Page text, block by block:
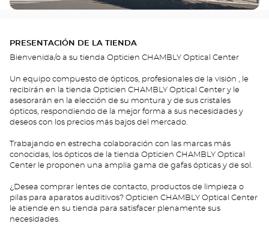
PRESENTACIÓN DE LA TIENDA
Bienvenida/o a su tienda Opticien CHAMBLY Optical Center
Un equipo compuesto de ópticos, profesionales de la visión , le
recibirán en la tienda Opticien CHAMBLY Optical Center y le
asesorarán en la elección de su montura y de sus cristales
ópticos, respondiendo de la mejor forma a sus necesidades y
deseos con los precios más bajos del mercado.
Trabajando en estrecha colaboración con las marcas más
conocidas, los ópticos de la tienda Opticien CHAMBLY Optical
Center le proponen una amplia gama de gafas ópticas y de sol.
¿Desea comprar lentes de contacto, productos de limpieza o
pilas para aparatos auditivos? Opticien CHAMBLY Optical Center
le atiende en su tienda para satisfacer plenamente sus
necesidades.